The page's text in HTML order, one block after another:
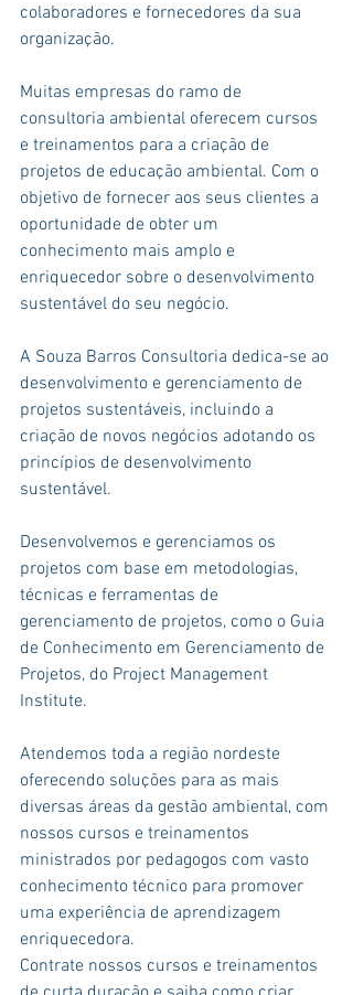
colaboradores e fornecedores da sua
organização.
Muitas empresas do ramo de
consultoria ambiental oferecem cursos
e treinamentos para a criação de
projetos de educação ambiental. Com o
objetivo de fornecer aos seus clientes a
oportunidade de obter um
conhecimento mais amplo e
enriquecedor sobre o desenvolvimento
sustentável do seu negócio.
A Souza Barros Consultoria dedica-se ao
desenvolvimento e gerenciamento de
projetos sustentáveis, incluindo a
criação de novos negócios adotando os
princípios de desenvolvimento
sustentável.
Desenvolvemos e gerenciamos os
projetos com base em metodologias,
técnicas e ferramentas de
gerenciamento de projetos, como o Guia
de Conhecimento em Gerenciamento de
Projetos, do Project Management
Institute.
Atendemos toda a região nordeste
oferecendo soluções para as mais
diversas áreas da gestão ambiental, com
nossos cursos e treinamentos
ministrados por pedagogos com vasto
conhecimento técnico para promover
uma experiência de aprendizagem
enriquecedora.
Contrate nossos cursos e treinamentos